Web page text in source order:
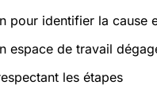
pour identifier la cause
espace de travail
les étapes